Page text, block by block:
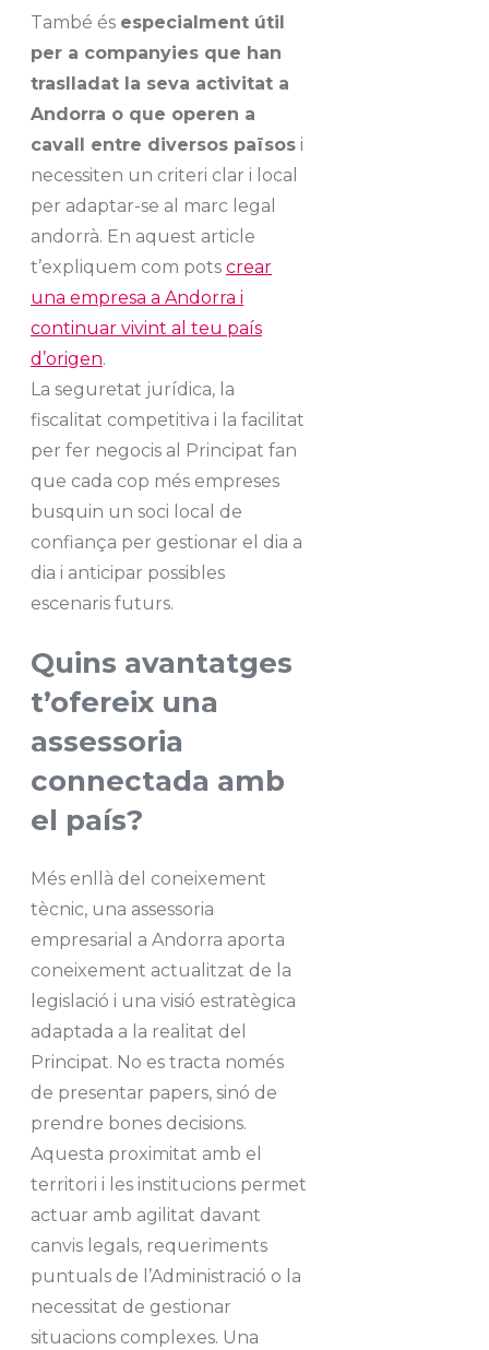
També és especialment útil
per a companyies que han
traslladat la seva activitat a
Andorra o que operen a
cavall entre diversos països i
necessiten un criteri clar i local
per adaptar-se al marc legal
andorrà. En aquest article
t’expliquem com pots crear
una empresa a Andorra i
continuar vivint al teu país
d’origen.
La seguretat jurídica, la
fiscalitat competitiva i la facilitat
per fer negocis al Principat fan
que cada cop més empreses
busquin un soci local de
confiança per gestionar el dia a
dia i anticipar possibles
escenaris futurs.
Quins avantatges
t’ofereix una
assessoria
connectada amb
el país?
Més enllà del coneixement
tècnic, una assessoria
empresarial a Andorra aporta
coneixement actualitzat de la
legislació i una visió estratègica
adaptada a la realitat del
Principat. No es tracta només
de presentar papers, sinó de
prendre bones decisions.
Aquesta proximitat amb el
territori i les institucions permet
actuar amb agilitat davant
canvis legals, requeriments
puntuals de l’Administració o la
necessitat de gestionar
situacions complexes. Una